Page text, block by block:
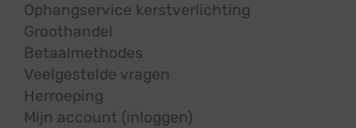
Ophangservice kerstverlichting
Groothandel
Betaalmethodes
Veelgestelde vragen
Herroeping
Mijn account (inloggen)